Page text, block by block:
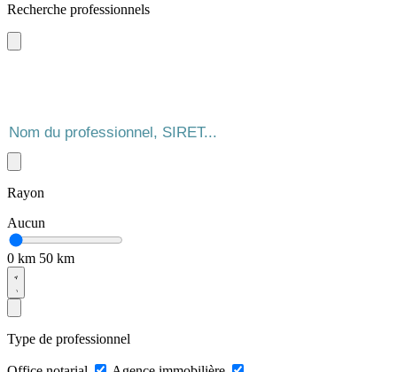
Recherche professionnels
Rayon
Aucun
0 km 50 km
Type de professionnel